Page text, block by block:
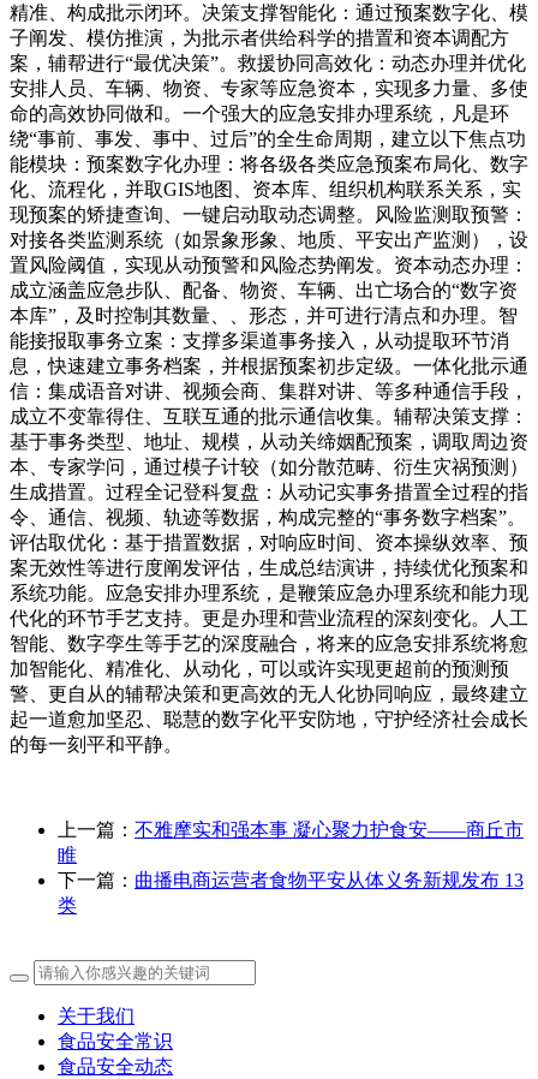
精准、构成批示闭环。决策支撑智能化：通过预案数字化、模
子阐发、模仿推演，为批示者供给科学的措置和资本调配方
案，辅帮进行“最优决策”。救援协同高效化：动态办理并优化
安排人员、车辆、物资、专家等应急资本，实现多力量、多使
命的高效协同做和。一个强大的应急安排办理系统，凡是环
绕“事前、事发、事中、过后”的全生命周期，建立以下焦点功
能模块：预案数字化办理：将各级各类应急预案布局化、数字
化、流程化，并取GIS地图、资本库、组织机构联系关系，实
现预案的矫捷查询、一键启动取动态调整。风险监测取预警：
对接各类监测系统（如景象形象、地质、平安出产监测），设
置风险阈值，实现从动预警和风险态势阐发。资本动态办理：
成立涵盖应急步队、配备、物资、车辆、出亡场合的“数字资
本库”，及时控制其数量、、形态，并可进行清点和办理。智
能接报取事务立案：支撑多渠道事务接入，从动提取环节消
息，快速建立事务档案，并根据预案初步定级。一体化批示通
信：集成语音对讲、视频会商、集群对讲、等多种通信手段，
成立不变靠得住、互联互通的批示通信收集。辅帮决策支撑：
基于事务类型、地址、规模，从动关缔姻配预案，调取周边资
本、专家学问，通过模子计较（如分散范畴、衍生灾祸预测）
生成措置。过程全记登科复盘：从动记实事务措置全过程的指
令、通信、视频、轨迹等数据，构成完整的“事务数字档案”。
评估取优化：基于措置数据，对响应时间、资本操纵效率、预
案无效性等进行度阐发评估，生成总结演讲，持续优化预案和
系统功能。应急安排办理系统，是鞭策应急办理系统和能力现
代化的环节手艺支持。更是办理和营业流程的深刻变化。人工
智能、数字孪生等手艺的深度融合，将来的应急安排系统将愈
加智能化、精准化、从动化，可以或许实现更超前的预测预
警、更自从的辅帮决策和更高效的无人化协同响应，最终建立
起一道愈加坚忍、聪慧的数字化平安防地，守护经济社会成长
的每一刻平和平静。
上一篇： 不雅摩实和强本事 凝心聚力护食安——商丘市
睢
下一篇： 曲播电商运营者食物平安从体义务新规发布 13
类
关于我们
食品安全常识
食品安全动态